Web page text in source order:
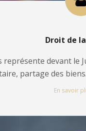
Droit de
devant le
partage des
En savoir